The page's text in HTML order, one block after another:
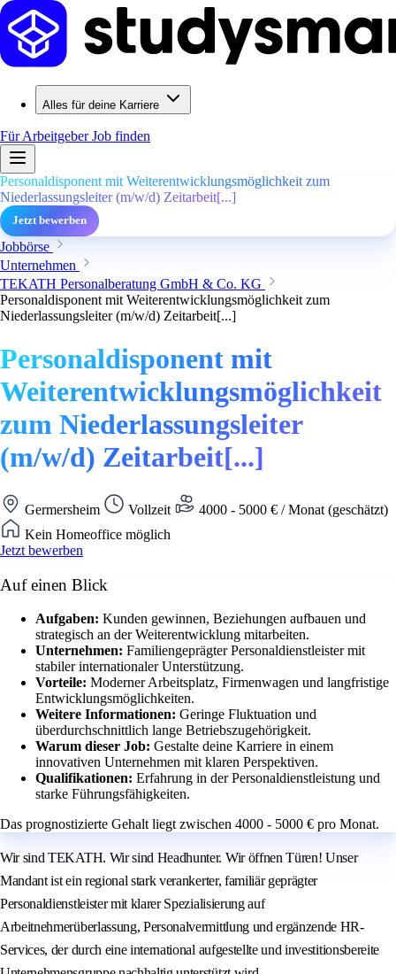
Alles für deine Karriere
Für ArbeitgeberJob finden
Personaldisponent mit Weiterentwicklungsmöglichkeit zum
Niederlassungsleiter (m/w/d) Zeitarbeit[...]
Jetzt bewerben
Jobbörse
Unternehmen
TEKATH Personalberatung GmbH & Co. KG
Personaldisponent mit Weiterentwicklungsmöglichkeit zum
Niederlassungsleiter (m/w/d) Zeitarbeit[...]
Personaldisponent mit
Weiterentwicklungsmöglichkeit
zum Niederlassungsleiter
(m/w/d) Zeitarbeit[...]
Germersheim Vollzeit
4000 - 5000 € / Monat (geschätzt)
Kein Homeoffice möglich
Jetzt bewerben
Auf einen Blick
Aufgaben: Kunden gewinnen, Beziehungen aufbauen und
strategisch an der Weiterentwicklung mitarbeiten.
Unternehmen: Familiengeprägter Personaldienstleister mit
stabiler internationaler Unterstützung.
Vorteile: Moderner Arbeitsplatz, Firmenwagen und langfristige
Entwicklungsmöglichkeiten.
Weitere Informationen: Geringe Fluktuation und
überdurchschnittlich lange Betriebszugehörigkeit.
Warum dieser Job: Gestalte deine Karriere in einem
innovativen Unternehmen mit klaren Perspektiven.
Qualifikationen: Erfahrung in der Personaldienstleistung und
starke Führungsfähigkeiten.
Das prognostizierte Gehalt liegt zwischen 4000 - 5000 € pro Monat.
Wir sind TEKATH. Wir sind Headhunter. Wir öffnen Türen! Unser
Mandant ist ein regional stark verankerter, familiär geprägter
Personaldienstleister mit klarer Spezialisierung auf
Arbeitnehmerüberlassung, Personalvermittlung und ergänzende HR-
Services, der durch eine international aufgestellte und investitionsbereite